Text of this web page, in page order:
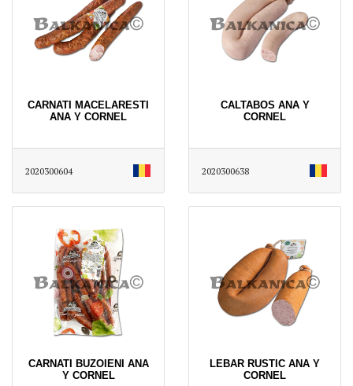
CARNATI MACELARESTI
ANA Y CORNEL
2020300604
CALTABOS ANA Y
CORNEL
2020300638
CARNATI BUZOIENI ANA
Y CORNEL
LEBAR RUSTIC ANA Y
CORNEL